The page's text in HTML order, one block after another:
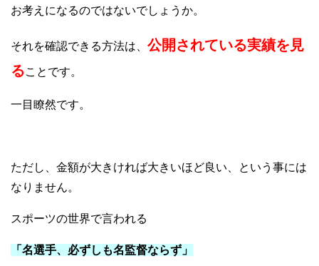
お考えになるのではないでしょうか。
それを確認できる方法は、 公開されている実績を見
ることです。
一目瞭然です。
ただし、金額が大きければ大きいほど良い、という事には
なりません。
スポーツの世界で言われる
「名選手、必ずしも名監督ならず」